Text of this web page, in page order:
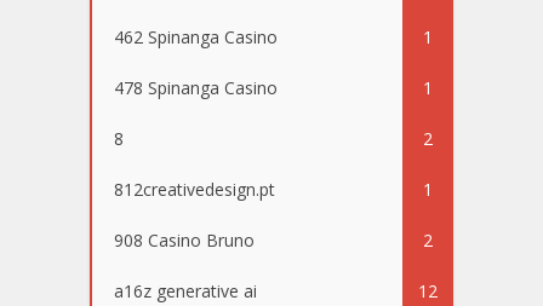
462 Spinanga Casino 1
478 Spinanga Casino 1
8 2
812creativedesign.pt 1
908 Casino Bruno 2
a16z generative ai 12